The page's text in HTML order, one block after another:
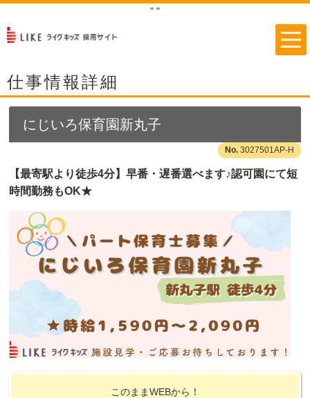
" "
仕事情報詳細
にじいろ保育園新丸子
3027501AP-H
【最寄駅より徒歩4分】早番・遅番選べます♪認可園にて短
時間勤務もOK★
このままWEBから！